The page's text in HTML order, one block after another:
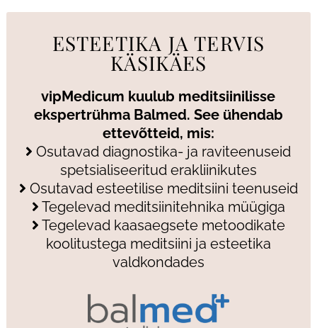
ESTEETIKA JA TERVIS
KÄSIKÄES
vipMedicum kuulub meditsiinilisse
ekspertrühma Balmed. See ühendab
ettevõtteid, mis:
Osutavad diagnostika- ja raviteenuseid
spetsialiseeritud erakliinikutes
Osutavad esteetilise meditsiini teenuseid
Tegelevad meditsiinitehnika müügiga
Tegelevad kaasaegsete metoodikate
koolitustega meditsiini ja esteetika
valdkondades